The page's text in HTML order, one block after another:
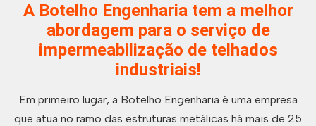
A Botelho Engenharia tem a melhor
abordagem para o serviço de
impermeabilização de telhados
industriais!
Em primeiro lugar, a Botelho Engenharia é uma empresa
que atua no ramo das estruturas metálicas há mais de 25